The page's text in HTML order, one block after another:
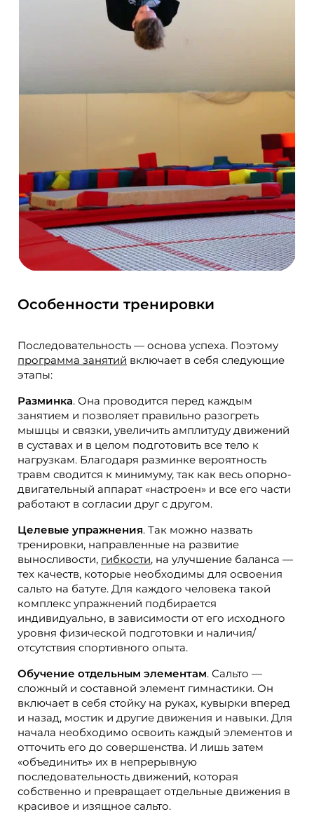
Особенности тренировки
Последовательность — основа успеха. Поэтому
программа занятий включает в себя следующие
этапы:
Разминка. Она проводится перед каждым
занятием и позволяет правильно разогреть
мышцы и связки, увеличить амплитуду движений
в суставах и в целом подготовить все тело к
нагрузкам. Благодаря разминке вероятность
травм сводится к минимуму, так как весь опорно-
двигательный аппарат «настроен» и все его части
работают в согласии друг с другом.
Целевые упражнения. Так можно назвать
тренировки, направленные на развитие
выносливости, гибкости, на улучшение баланса —
тех качеств, которые необходимы для освоения
сальто на батуте. Для каждого человека такой
комплекс упражнений подбирается
индивидуально, в зависимости от его исходного
уровня физической подготовки и наличия/
отсутствия спортивного опыта.
Обучение отдельным элементам. Сальто —
сложный и составной элемент гимнастики. Он
включает в себя стойку на руках, кувырки вперед
и назад, мостик и другие движения и навыки. Для
начала необходимо освоить каждый элементов и
отточить его до совершенства. И лишь затем
«объединить» их в непрерывную
последовательность движений, которая
собственно и превращает отдельные движения в
красивое и изящное сальто.